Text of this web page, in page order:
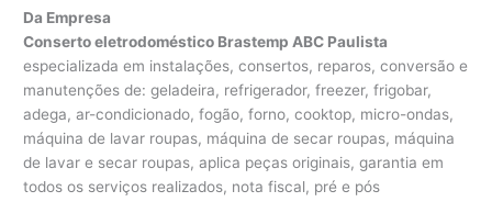
Da Empresa
Conserto eletrodoméstico Brastemp ABC Paulista
especializada em instalações, consertos, reparos, conversão e
manutenções de: geladeira, refrigerador, freezer, frigobar,
adega, ar-condicionado, fogão, forno, cooktop, micro-ondas,
máquina de lavar roupas, máquina de secar roupas, máquina
de lavar e secar roupas, aplica peças originais, garantia em
todos os serviços realizados, nota fiscal, pré e pós